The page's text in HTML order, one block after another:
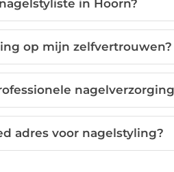
in Hoorn?
op mijn zelfvertrouwen?
adres voor nagelstyling?